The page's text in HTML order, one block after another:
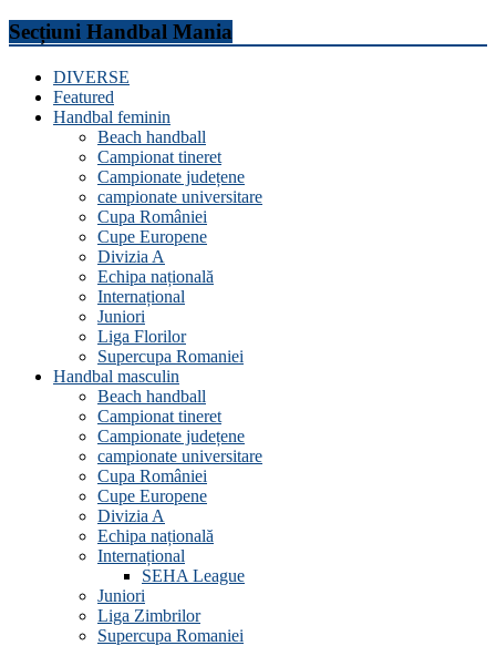
Secțiuni Handbal Mania
DIVERSE
Featured
Handbal feminin
Beach handball
Campionat tineret
Campionate județene
campionate universitare
Cupa României
Cupe Europene
Divizia A
Echipa națională
Internațional
Juniori
Liga Florilor
Supercupa Romaniei
Handbal masculin
Beach handball
Campionat tineret
Campionate județene
campionate universitare
Cupa României
Cupe Europene
Divizia A
Echipa națională
Internațional
SEHA League
Juniori
Liga Zimbrilor
Supercupa Romaniei